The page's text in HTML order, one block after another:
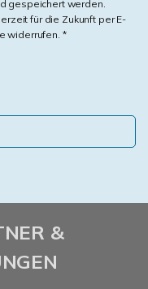
gespeichert werden.
für die Zukunft per E-
widerrufen. *
&